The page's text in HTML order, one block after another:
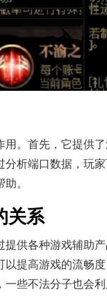
。首先，它提供
析端口数据，玩
。
关系
供各种游戏辅助
提高游戏的流畅
些不法分子也会